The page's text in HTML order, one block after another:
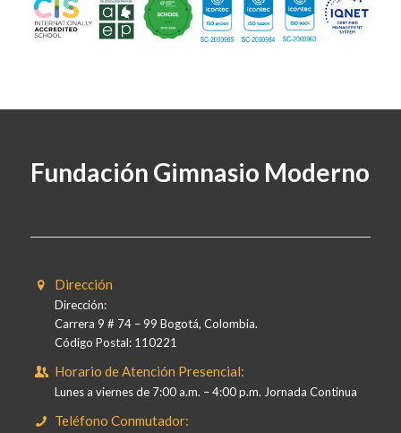
Fundación Gimnasio Moderno
Dirección
Dirección:
Carrera 9 # 74 – 99 Bogotá, Colombia.
Código Postal: 110221
Horario de Atención Presencial:
Lunes a viernes de 7:00 a.m. – 4:00 p.m. Jornada Continua
Teléfono Conmutador: